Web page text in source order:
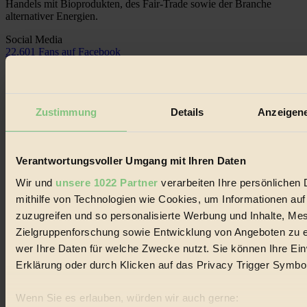
Zustimmung Details
Verantwortungsvoller Umgang mit Ihren Daten
Wir und unsere 1022 Partner verarbeiten Ihre persönlichen
mithilfe von Technologien wie Cookies, um Informationen
zuzugreifen und so personalisierte Werbung und Inhalte,
Zielgruppenforschung sowie Entwicklung von Angeboten zu
wer Ihre Daten für welche Zwecke nutzt. Sie können Ihre
Erklärung oder durch Klicken auf das Privacy Trigger
Wenn Sie es erlauben, würden wir auch gerne:
Handels mit Bioprodukten, des Fair-Trade sowie der Branche
alternativer Energien.
Social Media
22.601 Fans auf Facebook
3.415 Follower auf Twitter
Nachhaltigkeit
Vegan